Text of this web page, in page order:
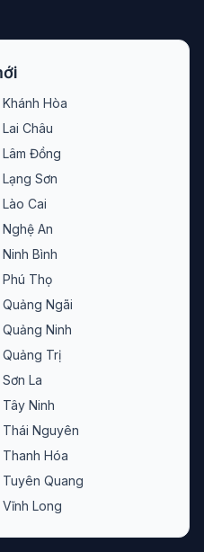
Khánh Hòa
Lai Châu
Lâm Đồng
Lạng Sơn
Lào Cai
Nghệ An
Ninh Bình
Phú Thọ
Quảng Ngãi
Quảng Ninh
Quảng Trị
Sơn La
Tây Ninh
Thái Nguyên
Thanh Hóa
Tuyên Quang
Vĩnh Long